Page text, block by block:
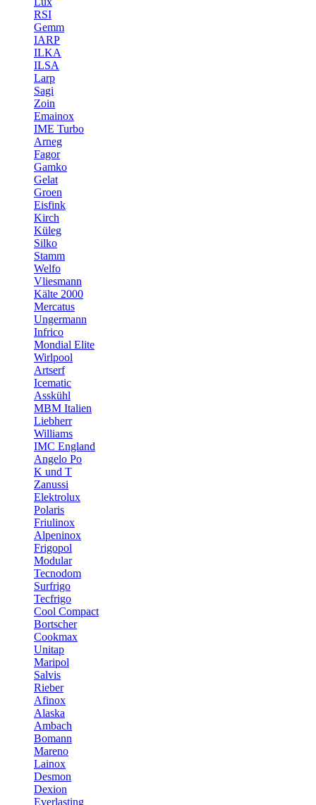
RSI
Gemm
IARP
ILKA
ILSA
Larp
Sagi
Zoin
Emainox
IME Turbo
Arneg
Fagor
Gamko
Gelat
Groen
Eisfink
Kirch
Küleg
Silko
Stamm
Welfo
Vliesmann
Kälte 2000
Mercatus
Ungermann
Infrico
Mondial Elite
Wirlpool
Artserf
Icematic
Asskühl
MBM Italien
Liebherr
Williams
IMC England
Angelo Po
K und T
Zanussi
Elektrolux
Polaris
Friulinox
Alpeninox
Frigopol
Modular
Tecnodom
Surfrigo
Tecfrigo
Cool Compact
Bortscher
Cookmax
Unitap
Maripol
Salvis
Rieber
Afinox
Alaska
Ambach
Bomann
Mareno
Lainox
Desmon
Dexion
Everlasting